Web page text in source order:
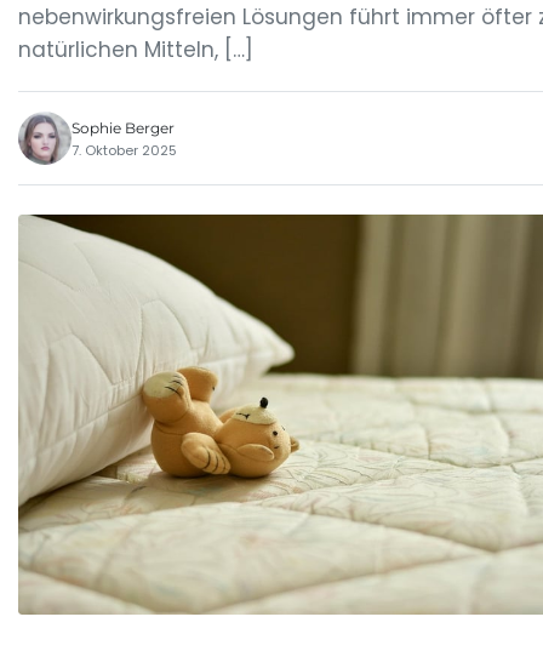
nebenwirkungsfreien Lösungen führt immer öfter
natürlichen Mitteln, […]
Sophie Berger
7. Oktober 2025